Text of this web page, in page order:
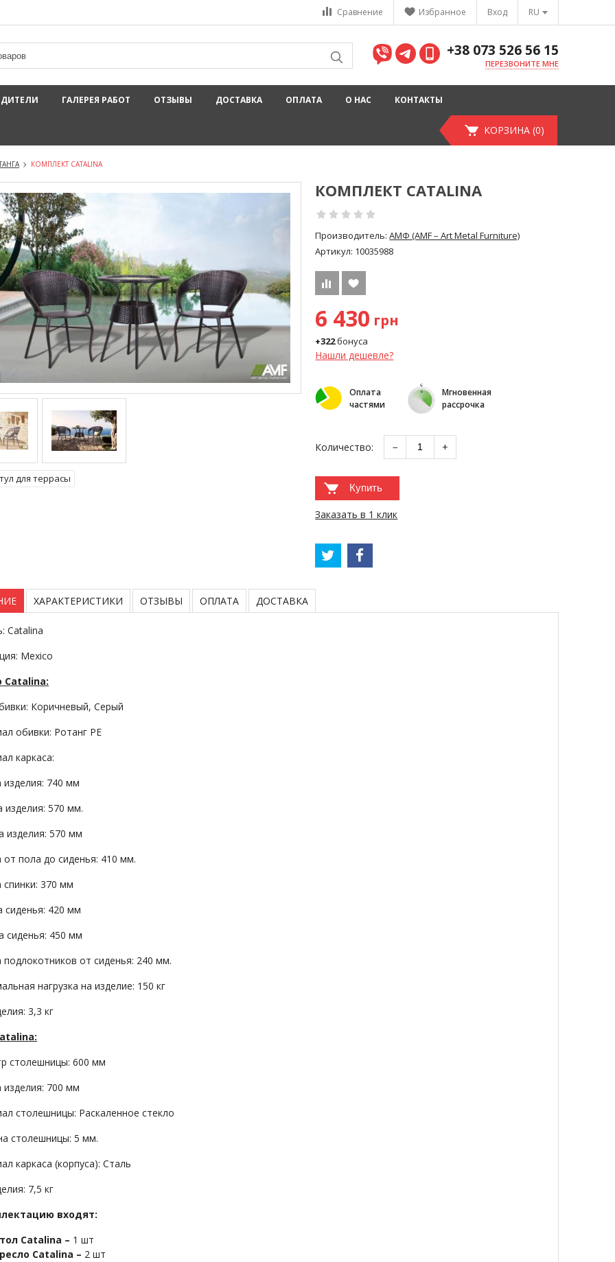
RU
Вход
Избранное
Сравнение
+38 073 526 56 15
ПЕРЕЗВОНИТЕ МНЕ
ГАЛЕРЕЯ РАБОТ ОТЗЫВЫ ДОСТАВКА ОПЛАТА О НАС КОНТАКТЫ
КОРЗИНА (0)
КОМПЛЕКТ CATALINA
для террасы
КОМПЛЕКТ CATALINA
Производитель:АМФ (AMF – Art Metal Furniture)
Артикул: 10035988
6 430 грн
+322бонуса
Нашли дешевле?
Оплата
частями
Мгновенная
рассрочка
Количество: − +
Купить
Заказать в 1 клик
ХАРАКТЕРИСТИКИ ОТЗЫВЫ ОПЛАТА ДОСТАВКА
Catalina
Mexico
Catalina:
Коричневый, Серый
обивки: Ротанг PE
каркаса:
740 мм
570 мм.
изделия: 570 мм
пола до сиденья: 410 мм.
370 мм
сиденья: 420 мм
сиденья: 450 мм
от сиденья: 240 мм.
нагрузка на изделие: 150 кг
3,3 кг
столешницы: 600 мм
700 мм
столешницы: Раскаленное стекло
столешницы: 5 мм.
каркаса (корпуса): Сталь
7,5 кг
входят:
Catalina – 1 шт
Catalina – 2 шт